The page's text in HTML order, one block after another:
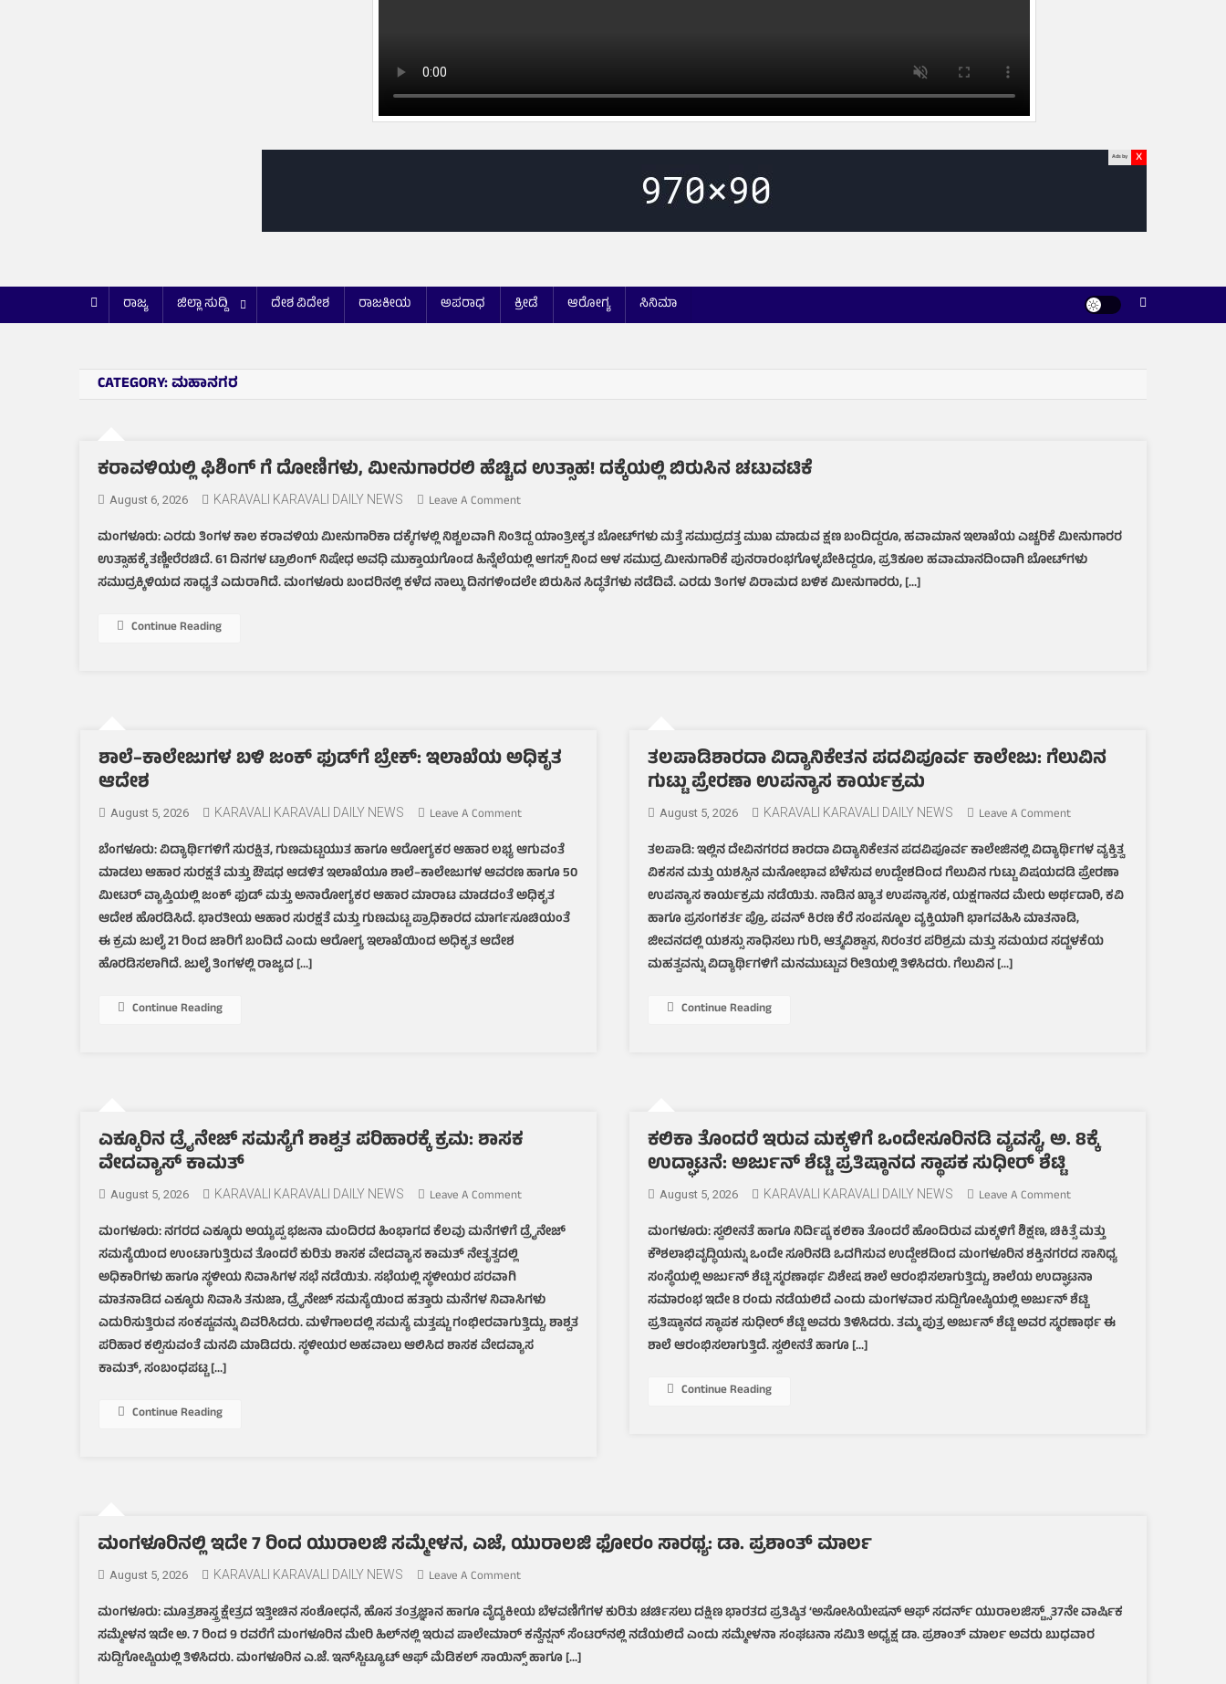
Ads by x
ರಾಜ್ಯ ಜಿಲ್ಲಾ ಸುದ್ದಿ ದೇಶ ವಿದೇಶ ರಾಜಕೀಯ ಅಪರಾಧ ಕ್ರೀಡೆ ಆರೋಗ್ಯ ಸಿನಿಮಾ
CATEGORY:ಮಹಾನಗರ
ಕರಾವಳಿಯಲ್ಲಿ ಫಿಶಿಂಗ್ ಗೆ ದೋಣಿಗಳು, ಮೀನುಗಾರರಲಿ ಹೆಚ್ಚಿದ ಉತ್ಸಾಹ! ದಕ್ಕೆಯಲ್ಲಿ ಬಿರುಸಿನ ಚಟುವಟಿಕೆ
August 6, 2026 KARAVALI KARAVALI DAILY NEWS Leave A CommentOn
ಫಿಶಿಂಗ್
ಗೆ
ದೋಣಿಗಳು,
ಮಂಗಳೂರು: ಎರಡು ತಿಂಗಳ ಕಾಲ ಕರಾವಳಿಯ ಮೀನುಗಾರಿಕಾ ದಕ್ಕೆಗಳಲ್ಲಿ ನಿಶ್ಚಲವಾಗಿ ನಿಂತಿದ್ದ ಯಾಂತ್ರೀಕೃತ ಬೋಟ್‌ಗಳು ಮತ್ತೆ ಸಮುದ್ರದತ್ತ ಮುಖ ಮಾಡುವ ಕ್ಷಣ ಬಂದಿದ್ದರೂ, ಹವಾಮಾನ ಇಲಾಖೆಯ ಎಚ್ಚರಿಕೆ ಮೀನುಗಾರರ
ಉತ್ಸಾಹಕ್ಕೆ ತಣ್ಣೀರೆರಚಿದೆ. 61 ದಿನಗಳ ಟ್ರಾಲಿಂಗ್ ನಿಷೇಧ ಅವಧಿ ಮುಕ್ತಾಯಗೊಂಡ ಹಿನ್ನೆಲೆಯಲ್ಲಿ ಆಗಸ್ಟ್‌ ನಿಂದ ಆಳ ಸಮುದ್ರ ಮೀನುಗಾರಿಕೆ ಪುನರಾರಂಭಗೊಳ್ಳಬೇಕಿದ್ದರೂ, ಪ್ರತಿಕೂಲ ಹವಾಮಾನದಿಂದಾಗಿ ಬೋಟ್‌ಗಳು
ಸಮುದ್ರಕ್ಕಿಳಿಯದ ಸಾಧ್ಯತೆ ಎದುರಾಗಿದೆ. ಮಂಗಳೂರು ಬಂದರಿನಲ್ಲಿ ಕಳೆದ ನಾಲ್ಕು ದಿನಗಳಿಂದಲೇ ಬಿರುಸಿನ ಸಿದ್ಧತೆಗಳು ನಡೆದಿವೆ. ಎರಡು ತಿಂಗಳ ವಿರಾಮದ ಬಳಿಕ ಮೀನುಗಾರರು, […]
Continue Reading
ಶಾಲೆ–ಕಾಲೇಜುಗಳ ಬಳಿ ಜಂಕ್ ಫುಡ್‌ಗೆ ಬ್ರೇಕ್: ಇಲಾಖೆಯ ಅಧಿಕೃತ
ಆದೇಶ
August 5, 2026 KARAVALI KARAVALI DAILY NEWS Leave A CommentOn
ಕಾಲೇಜುಗಳ
ಬಳಿ
ಜಂಕ್
ಫುಡ್‌ಗೆ
ಬೆಂಗಳೂರು: ವಿದ್ಯಾರ್ಥಿಗಳಿಗೆ ಸುರಕ್ಷಿತ, ಗುಣಮಟ್ಟಯುತ ಹಾಗೂ ಆರೋಗ್ಯಕರ ಆಹಾರ ಲಭ್ಯ ಆಗುವಂತೆ
ಮಾಡಲು ಆಹಾರ ಸುರಕ್ಷತೆ ಮತ್ತು ಔಷಧ ಆಡಳಿತ ಇಲಾಖೆಯೂ ಶಾಲೆ–ಕಾಲೇಜುಗಳ ಆವರಣ ಹಾಗೂ 50
ಮೀಟರ್ ವ್ಯಾಪ್ತಿಯಲ್ಲಿ ಜಂಕ್ ಫುಡ್‌ ಮತ್ತು ಅನಾರೋಗ್ಯಕರ ಆಹಾರ ಮಾರಾಟ ಮಾಡದಂತೆ ಅಧಿಕೃತ
ಆದೇಶ ಹೊರಡಿಸಿದೆ. ಭಾರತೀಯ ಆಹಾರ ಸುರಕ್ಷತೆ ಮತ್ತು ಗುಣಮಟ್ಟ ಪ್ರಾಧಿಕಾರದ ಮಾರ್ಗಸೂಚಿಯಂತೆ
ಈ ಕ್ರಮ ಜುಲೈ 21 ರಿಂದ ಜಾರಿಗೆ ಬಂದಿದೆ ಎಂದು ಆರೋಗ್ಯ ಇಲಾಖೆಯಿಂದ ಅಧಿಕೃತ ಆದೇಶ
ಹೊರಡಿಸಲಾಗಿದೆ. ಜುಲೈ ತಿಂಗಳಲ್ಲಿ ರಾಜ್ಯದ […]
Continue Reading
ತಲಪಾಡಿಶಾರದಾ ವಿದ್ಯಾನಿಕೇತನ ಪದವಿಪೂರ್ವ ಕಾಲೇಜು: ಗೆಲುವಿನ
ಗುಟ್ಟು ಪ್ರೇರಣಾ ಉಪನ್ಯಾಸ ಕಾರ್ಯಕ್ರಮ
August 5, 2026 KARAVALI KARAVALI DAILY NEWS Leave A CommentOn
ವಿದ್ಯಾನಿಕೇತನ
ಪದವಿಪೂರ್ವ
ಕಾಲೇಜು:
ಗೆಲುವಿನ
ಗುಟ್ಟು
ತಲಪಾಡಿ: ಇಲ್ಲಿನ ದೇವಿನಗರದ ಶಾರದಾ ವಿದ್ಯಾನಿಕೇತನ ಪದವಿಪೂರ್ವ ಕಾಲೇಜಿನಲ್ಲಿ ವಿದ್ಯಾರ್ಥಿಗಳ ವ್ಯಕ್ತಿತ್ವ
ವಿಕಸನ ಮತ್ತು ಯಶಸ್ಸಿನ ಮನೋಭಾವ ಬೆಳೆಸುವ ಉದ್ದೇಶದಿಂದ ಗೆಲುವಿನ ಗುಟ್ಟು ವಿಷಯದಡಿ ಪ್ರೇರಣಾ
ಉಪನ್ಯಾಸ ಕಾರ್ಯಕ್ರಮ ನಡೆಯಿತು. ನಾಡಿನ ಖ್ಯಾತ ಉಪನ್ಯಾಸಕ, ಯಕ್ಷಗಾನದ ಮೇರು ಅರ್ಥದಾರಿ, ಕವಿ
ಹಾಗೂ ಪ್ರಸಂಗಕರ್ತ ಪ್ರೊ. ಪವನ್ ಕಿರಣ ಕೆರೆ ಸಂಪನ್ಮೂಲ ವ್ಯಕ್ತಿಯಾಗಿ ಭಾಗವಹಿಸಿ ಮಾತನಾಡಿ,
ಜೀವನದಲ್ಲಿ ಯಶಸ್ಸು ಸಾಧಿಸಲು ಗುರಿ, ಆತ್ಮವಿಶ್ವಾಸ, ನಿರಂತರ ಪರಿಶ್ರಮ ಮತ್ತು ಸಮಯದ ಸದ್ಬಳಕೆಯ
ಮಹತ್ವವನ್ನು ವಿದ್ಯಾರ್ಥಿಗಳಿಗೆ ಮನಮುಟ್ಟುವ ರೀತಿಯಲ್ಲಿ ತಿಳಿಸಿದರು. ಗೆಲುವಿನ […]
Continue Reading
ಎಕ್ಕೂರಿನ ಡ್ರೈನೇಜ್ ಸಮಸ್ಯೆಗೆ ಶಾಶ್ವತ ಪರಿಹಾರಕ್ಕೆ ಕ್ರಮ: ಶಾಸಕ
ವೇದವ್ಯಾಸ್ ಕಾಮತ್
August 5, 2026 KARAVALI KARAVALI DAILY NEWS Leave A CommentOn
ಡ್ರೈನೇಜ್
ಪರಿಹಾರಕ್ಕೆ
ಕ್ರಮ:
ಶಾಸಕ
ವೇದವ್ಯಾಸ್
ಮಂಗಳೂರು: ನಗರದ ಎಕ್ಕೂರು ಅಯ್ಯಪ್ಪ ಭಜನಾ ಮಂದಿರದ ಹಿಂಭಾಗದ ಕೆಲವು ಮನೆಗಳಿಗೆ ಡ್ರೈನೇಜ್
ಸಮಸ್ಯೆಯಿಂದ ಉಂಟಾಗುತ್ತಿರುವ ತೊಂದರೆ ಕುರಿತು ಶಾಸಕ ವೇದವ್ಯಾಸ ಕಾಮತ್ ನೇತೃತ್ವದಲ್ಲಿ
ಅಧಿಕಾರಿಗಳು ಹಾಗೂ ಸ್ಥಳೀಯ ನಿವಾಸಿಗಳ ಸಭೆ ನಡೆಯಿತು. ಸಭೆಯಲ್ಲಿ ಸ್ಥಳೀಯರ ಪರವಾಗಿ
ಮಾತನಾಡಿದ ಎಕ್ಕೂರು ನಿವಾಸಿ ತನುಜಾ, ಡ್ರೈನೇಜ್ ಸಮಸ್ಯೆಯಿಂದ ಹತ್ತಾರು ಮನೆಗಳ ನಿವಾಸಿಗಳು
ಎದುರಿಸುತ್ತಿರುವ ಸಂಕಷ್ಟವನ್ನು ವಿವರಿಸಿದರು. ಮಳೆಗಾಲದಲ್ಲಿ ಸಮಸ್ಯೆ ಮತ್ತಷ್ಟು ಗಂಭೀರವಾಗುತ್ತಿದ್ದು, ಶಾಶ್ವತ
ಪರಿಹಾರ ಕಲ್ಪಿಸುವಂತೆ ಮನವಿ ಮಾಡಿದರು. ಸ್ಥಳೀಯರ ಅಹವಾಲು ಆಲಿಸಿದ ಶಾಸಕ ವೇದವ್ಯಾಸ
ಕಾಮತ್, ಸಂಬಂಧಪಟ್ಟ […]
Continue Reading
ಕಲಿಕಾ ತೊಂದರೆ ಇರುವ ಮಕ್ಕಳಿಗೆ ಒಂದೇಸೂರಿನಡಿ ವ್ಯವಸ್ಥೆ, ಅ. 8ಕ್ಕೆ
ಉದ್ಘಾಟನೆ: ಅರ್ಜುನ್ ಶೆಟ್ಟಿ ಪ್ರತಿಷ್ಠಾನದ ಸ್ಥಾಪಕ ಸುಧೀರ್ ಶೆಟ್ಟಿ
August 5, 2026 KARAVALI KARAVALI DAILY NEWS Leave A CommentOn
ತೊಂದರೆ
ಇರುವ
ಮಕ್ಕಳಿಗೆ
ಒಂದೇಸೂರಿನಡಿ
ವ್ಯವಸ್ಥೆ,
ಮಂಗಳೂರು: ಸ್ವಲೀನತೆ ಹಾಗೂ ನಿರ್ದಿಷ್ಟ ಕಲಿಕಾ ತೊಂದರೆ ಹೊಂದಿರುವ ಮಕ್ಕಳಿಗೆ ಶಿಕ್ಷಣ, ಚಿಕಿತ್ಸೆ ಮತ್ತು
ಕೌಶಲಾಭಿವೃದ್ಧಿಯನ್ನು ಒಂದೇ ಸೂರಿನಡಿ ಒದಗಿಸುವ ಉದ್ದೇಶದಿಂದ ಮಂಗಳೂರಿನ ಶಕ್ತಿನಗರದ ಸಾನಿಧ್ಯ
ಸಂಸ್ಥೆಯಲ್ಲಿ ಅರ್ಜುನ್ ಶೆಟ್ಟಿ ಸ್ಮರಣಾರ್ಥ ವಿಶೇಷ ಶಾಲೆ ಆರಂಭಿಸಲಾಗುತ್ತಿದ್ದು, ಶಾಲೆಯ ಉದ್ಘಾಟನಾ
ಸಮಾರಂಭ ಇದೇ 8 ರಂದು ನಡೆಯಲಿದೆ ಎಂದು ಮಂಗಳವಾರ ಸುದ್ದಿಗೋಷ್ಠಿಯಲ್ಲಿ ಅರ್ಜುನ್ ಶೆಟ್ಟಿ
ಪ್ರತಿಷ್ಠಾನದ ಸ್ಥಾಪಕ ಸುಧೀರ್ ಶೆಟ್ಟಿ ಅವರು ತಿಳಿಸಿದರು. ತಮ್ಮ ಪುತ್ರ ಅರ್ಜುನ್ ಶೆಟ್ಟಿ ಅವರ ಸ್ಮರಣಾರ್ಥ ಈ
ಶಾಲೆ ಆರಂಭಿಸಲಾಗುತ್ತಿದೆ. ಸ್ವಲೀನತೆ ಹಾಗೂ […]
Continue Reading
ಮಂಗಳೂರಿನಲ್ಲಿ ಇದೇ 7 ರಿಂದ ಯುರಾಲಜಿ ಸಮ್ಮೇಳನ, ಎಜೆ, ಯುರಾಲಜಿ ಫೋರಂ ಸಾರಥ್ಯ: ಡಾ. ಪ್ರಶಾಂತ್ ಮಾರ್ಲ
August 5, 2026 KARAVALI KARAVALI DAILY NEWS Leave A CommentOn
ಇದೇ
7
ರಿಂದ
ಮಂಗಳೂರು: ಮೂತ್ರಶಾಸ್ತ್ರ ಕ್ಷೇತ್ರದ ಇತ್ತೀಚಿನ ಸಂಶೋಧನೆ, ಹೊಸ ತಂತ್ರಜ್ಞಾನ ಹಾಗೂ ವೈದ್ಯಕೀಯ ಬೆಳವಣಿಗೆಗಳ ಕುರಿತು ಚರ್ಚಿಸಲು ದಕ್ಷಿಣ ಭಾರತದ ಪ್ರತಿಷ್ಠಿತ ‘ಅಸೋಸಿಯೇಷನ್ ಆಫ್ ಸದರ್ನ್ ಯುರಾಲಜಿಸ್ಟ್ಸ್ 37ನೇ ವಾರ್ಷಿಕ
ಸಮ್ಮೇಳನ ಇದೇ ಅ. 7 ರಿಂದ 9 ರವರೆಗೆ ಮಂಗಳೂರಿನ ಮೇರಿ ಹಿಲ್‌ನಲ್ಲಿ ಇರುವ ಪಾಲೇಮಾರ್ ಕನ್ವೆನ್ಷನ್ ಸೆಂಟರ್‌ನಲ್ಲಿ ನಡೆಯಲಿದೆ ಎಂದು ಸಮ್ಮೇಳನಾ ಸಂಘಟನಾ ಸಮಿತಿ ಅಧ್ಯಕ್ಷ ಡಾ. ಪ್ರಶಾಂತ್ ಮಾರ್ಲ ಅವರು ಬುಧವಾರ
ಸುದ್ದಿಗೋಷ್ಟಿಯಲ್ಲಿ ತಿಳಿಸಿದರು. ಮಂಗಳೂರಿನ ಎ.ಜೆ. ಇನ್‌ಸ್ಟಿಟ್ಯೂಟ್ ಆಫ್ ಮೆಡಿಕಲ್ ಸಾಯಿನ್ಸ್ ಹಾಗೂ […]